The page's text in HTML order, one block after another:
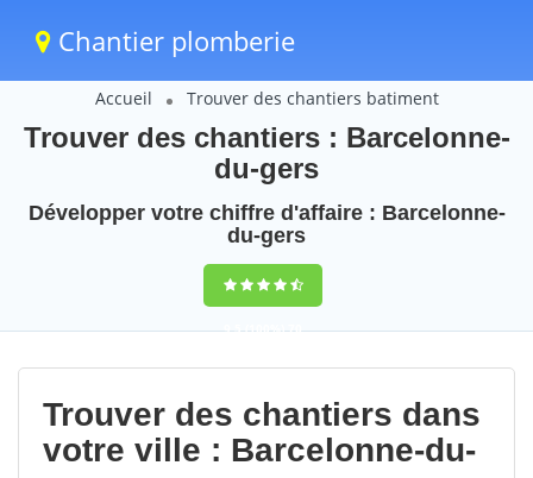
Chantier plomberie
Accueil Trouver des chantiers batiment
Trouver des chantiers : Barcelonne-
du-gers
Développer votre chiffre d'affaire : Barcelonne-
du-gers
9,5(100%)70
votes
Trouver des chantiers dans
votre ville : Barcelonne-du-